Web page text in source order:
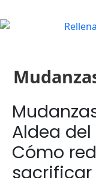
Aldea del
Cómo